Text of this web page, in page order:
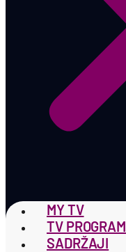
MY TV
TV PROGRAM
SADRŽAJI